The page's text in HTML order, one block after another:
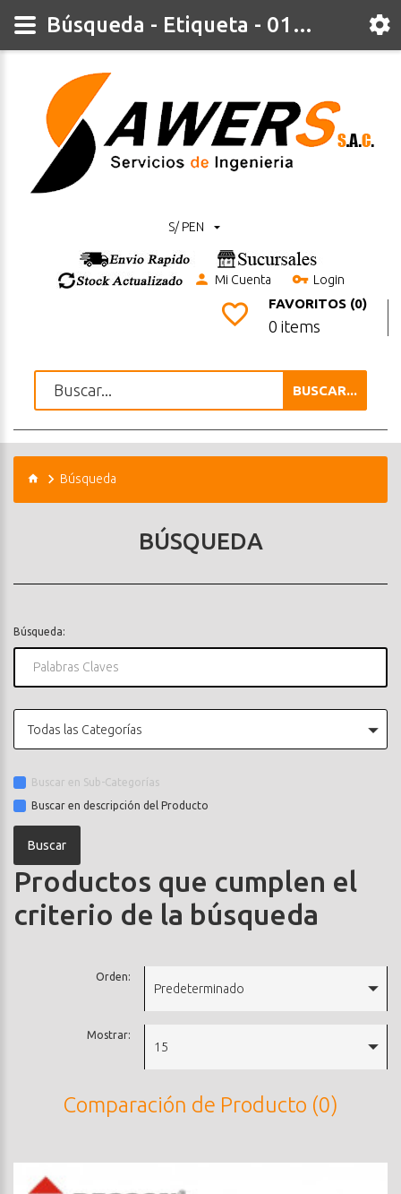
S/ PEN
Mi Cuenta Login
FAVORITOS (0)
0 items
BUSCAR...
Búsqueda
BÚSQUEDA
Búsqueda:
Todas las Categorías
Buscar en Sub-Categorías
Buscar en descripción del Producto
Productos que cumplen el
criterio de la búsqueda
Orden:
Predeterminado
Mostrar:
15
Comparación de Producto (0)
Búsqueda - Etiqueta - 01zh